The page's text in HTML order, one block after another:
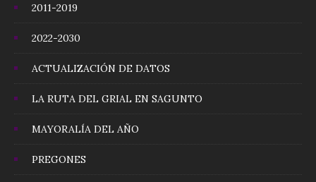
2011-2019
2022-2030
ACTUALIZACIÓN DE DATOS
LA RUTA DEL GRIAL EN SAGUNTO
MAYORALÍA DEL AÑO
PREGONES